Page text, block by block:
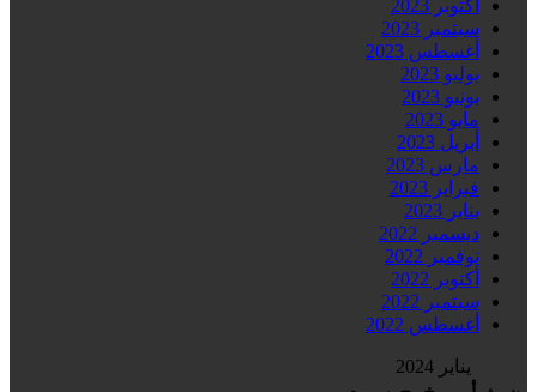
أكتوبر 2023
سبتمبر 2023
أغسطس 2023
يوليو 2023
يونيو 2023
مايو 2023
أبريل 2023
مارس 2023
فبراير 2023
يناير 2023
ديسمبر 2022
نوفمبر 2022
أكتوبر 2022
سبتمبر 2022
أغسطس 2022
يناير 2024